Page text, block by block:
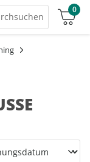
0